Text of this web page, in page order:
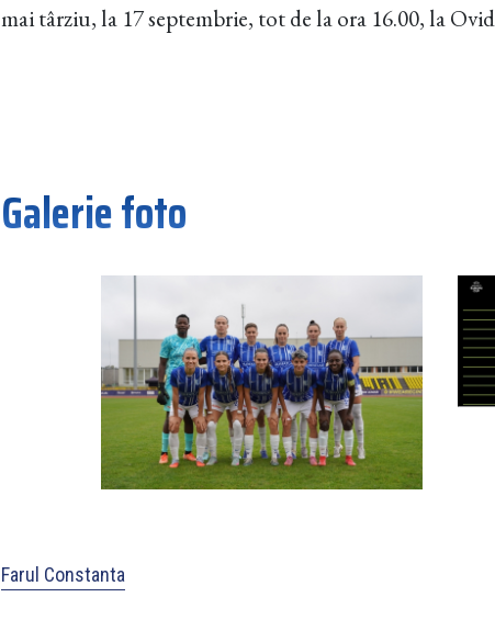
mai târziu, la 17 septembrie, tot de la ora 16.00, la
Galerie foto
Farul Constanta